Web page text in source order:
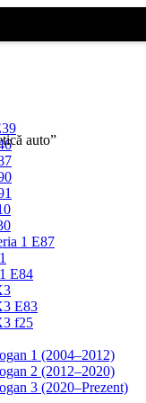
1 E87
E84
E83
f25
1 (2004–2012)
2 (2012–2020)
3 (2020–Prezent)
auto”